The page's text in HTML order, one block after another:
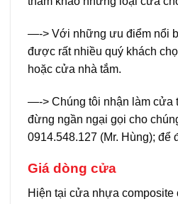
—-> Với những ưu điểm nổi
được rất nhiều quý khách
hoặc cửa nhà tắm.
—-> Chúng tôi nhận làm cửa
đừng ngần ngại gọi cho
0914.548.127 (Mr. Hùng); để
Giá dòng cửa
Hiện tại cửa nhựa composite